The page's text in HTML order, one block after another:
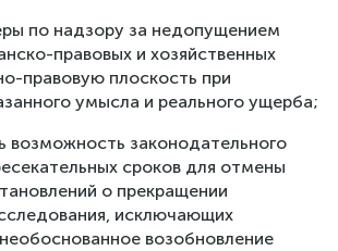
по надзору за недопущением
правовых и хозяйственных
правовую плоскость при
умысла и реального ущерба;
возможность законодательного
сроков для отмены
о прекращении
исключающих
возобновление